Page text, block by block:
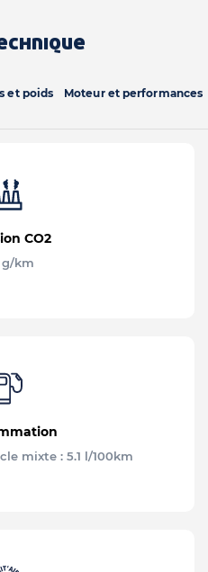
et poids Moteur et performances
CO2
g/km
mixte : 5.1 l/100km